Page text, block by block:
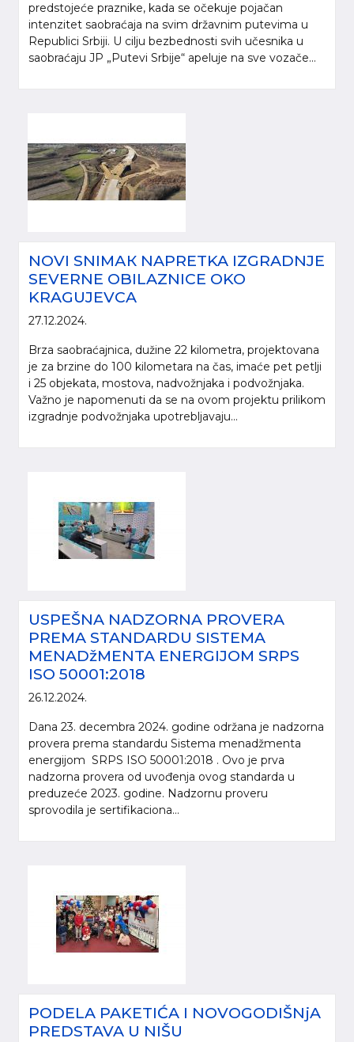
predstojeće praznike, kada se očekuje pojačan
intenzitet saobraćaja na svim državnim putevima u
Republici Srbiji. U cilju bezbednosti svih učesnika u
saobraćaju JP „Putevi Srbije“ apeluje na sve vozače...
NOVI SNIMАК NAPRETKA IZGRADNJE
SEVERNE OBILAZNICE OKO
KRAGUJEVCA
27.12.2024.
Brza saobraćajnica, dužine 22 kilometra, projektovana
je za brzine do 100 kilometara na čas, imaće pet petlji
i 25 objekata, mostova, nadvožnjaka i podvožnjaka.
Važno je napomenuti da se na ovom projektu prilikom
izgradnje podvožnjaka upotrebljavaju...
USPEŠNA NADZORNA PROVERA
PREMA STANDARDU SISTEMA
MENADžMENTA ENERGIJOM SRPS
ISO 50001:2018
26.12.2024.
Dana 23. decembra 2024. godine održana je nadzorna
provera prema standardu Sistema menadžmenta
energijom SRPS ISO 50001:2018 . Ovo je prva
nadzorna provera od uvođenja ovog standarda u
preduzeće 2023. godine. Nadzornu proveru
sprovodila je sertifikaciona...
PODELA PAKETIĆA I NOVOGODIŠNjA
PREDSTAVA U NIŠU